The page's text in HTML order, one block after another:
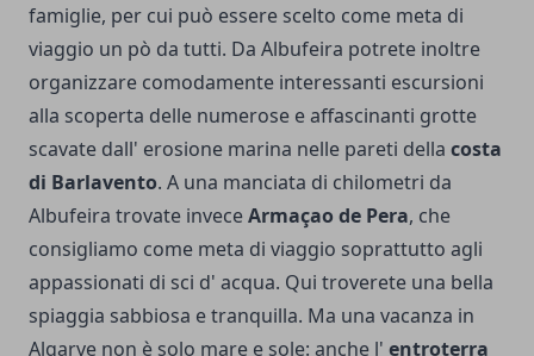
famiglie, per cui può essere scelto come meta di
viaggio un pò da tutti. Da Albufeira potrete inoltre
organizzare comodamente interessanti escursioni
alla scoperta delle numerose e affascinanti grotte
scavate dall' erosione marina nelle pareti della costa
di Barlavento. A una manciata di chilometri da
Albufeira trovate inveceArmaçao de Pera, che
consigliamo come meta di viaggio soprattutto agli
appassionati di sci d' acqua. Qui troverete una bella
spiaggia sabbiosa e tranquilla. Ma una vacanza in
Algarve non è solo mare e sole: anche l' entroterra